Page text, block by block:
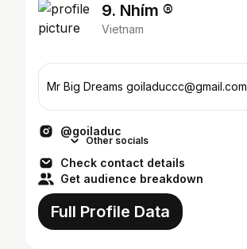
9. Nhím ®️
Vietnam
Mr Big Dreams goiladuccc@gmail.com
@goiladuc
Other socials
Check contact details
Get audience breakdown
Full Profile Data